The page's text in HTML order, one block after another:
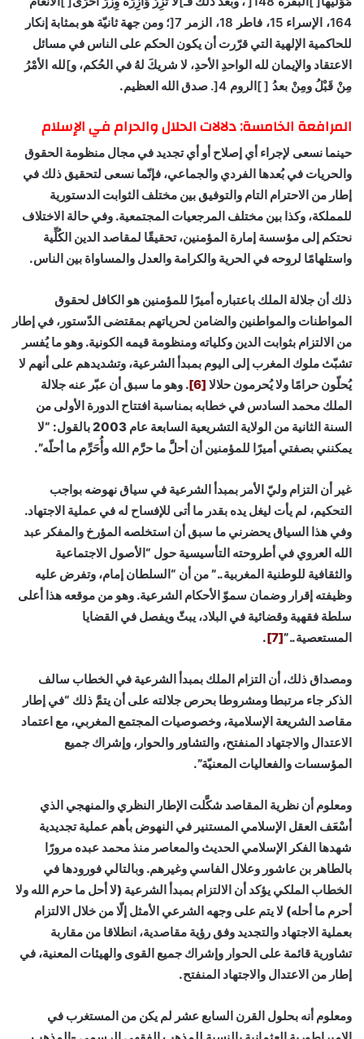
164، الإسراء 15، فاطر 18، الزمر 7
[؛ ومن جهة ثانيّة هو بمثابة إنكار
للحاكمية الإلهية التي قرّرت أن يكون الحكم على الناس في مسائل
الاعتقاد والإيمان لله الواحدِ الأحدِ، لا شريكَ لهُ في الحُكم، و]لله الأمْرُ
مِنْ قَبْلُ ومِنْ بعدُ [
]الروم 4 [
. صدق الله العظيم.
المرافعة الخامسة: دلالات الحلال والحرام في الإسلام
حينما نسعى لإجراء أي إصلاح أو أي تجديد في مجال منظومة الحقوق
والحريات في بُعدها الفردي والجماعي، فإنّما نسعى لتحقيق ذلك في
إطار من الاحترام التام والتوفيق بين مختلف الثوابت الدستورية
للمملكة، وكذا بين مختلف المرجعيات المجتمعية. وفي حالة الاختلاف
نحتكم إلى مؤسسة إمارة المؤمنين، تحقيقًا لمقاصد الدين الكُلِّية
واستلهامًا لروحه في الحرية والكرامة والعدل والمساواة بين الناس.
ذلك أن جلالة الملك باعتباره أميرًا للمؤمنين هو الكافل لحقوق
المواطنات والمواطنين والضامن لحرياتهم بمقتضى الدّستور، في إطار
من الالتزام بثوابت الدين وكلياته ومنظومة قيمه الكونية. وهو ما يُفسر
تشبّث ملوك المغرب إلى اليوم بمبدأ الشرعية، وتشديدهم على أنهم لا
يُحلّون حرامًا ولا يُحرمون حلالا [6]
. وهو ما سبق أن عبّر عنه جلالة
الملك محمد السادس في خطابه بمناسبة افتتاح الدورة الأولى من
السنة الثانية من الولاية التشريعية السابعة عام 2003 بالقول: “لا
يمكنني بصفتي أميرًا للمؤمنين أن أحلَّ ما حرَّم الله وأُحَرِّم ما أحلّه”.
غير أن التزام وليّ الأمر بمبدأ الشرعية في سياق نهوضه بواجب
التحكيم، لم يأت ليغل يده بقدر ما أتى للإفساح له في عملية الاجتهاد.
وفي هذا السياق يحضرني ما سبق أن استخلصه المؤرخ والمفكر عبد
الله العروي في أطروحته التأسيسية حول “الأصول الاجتماعية
والثقافية للوطنية المغربية..” من أن “السلطان إمام، وتفرض عليه
وظيفته إقرار وضمان سموّ الأحكام الشرعية. وهو من موقعه هذا أعلى
سلطة فقهية وقضائية في البلاد، يبثّ ويفصل في القضايا
المستعصية..”[7]
.
ومصداق ذلك، أن التزام الملك بمبدأ الشرعية في الخطاب سالف
الذكر جاء مرتبطا ومشروطا بحرص جلالته على أن يتمَّ ذلك “في إطار
مقاصد الشريعة الإسلامية، وخصوصيات المجتمع المغربي، مع اعتماد
الاعتدال والاجتهاد المنفتح، والتشاور والحوار، وإشراك جميع
المؤسسات والفعاليات المعنيّة”.
ومعلوم أن نظرية المقاصد شكَّلت الإطار النظري والمنهجي الذي
أسْعَف العقل الإسلامي المستنير في النهوض بأهم عملية تجديدية
شهدها الفكر الإسلامي الحديث والمعاصر منذ محمد عبده مرورًا
بالطاهر بن عاشور وعلال الفاسي وغيرهم. وبالتالي فورودها في
الخطاب الملكي يؤكد أن الالتزام بمبدأ الشرعية (لا أحل ما حرم الله ولا
أحرم ما أحله) لا يتم على وجهه الشرعي الأمثل إلّا من خلال الالتزام
بعملية الاجتهاد والتجديد وفق رؤية مقاصدية، انطلاقا من مقاربة
تشاورية قائمة على الحوار وإشراك جميع القوى والهيئات المعنية، في
إطار من الاعتدال والاجتهاد المنفتح.
ومعلوم أنه بحلول القرن السابع عشر لم يكن من المستغرب في